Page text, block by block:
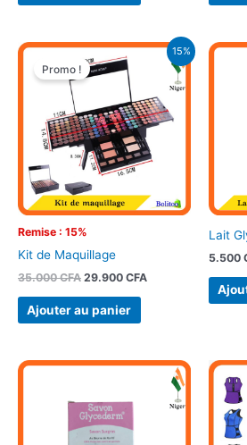
15%
Remise : 15%
Promo !
Kit de Maquillage
35.000CFA
Le
prix
initial
35.000 CFA.
29.900 CFA
Le
actuel
29.900 CFA.
Ajouter au panier
Lait
5.500